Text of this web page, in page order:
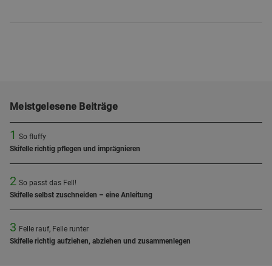
Meistgelesene Beiträge
1 So fluffy
Skifelle richtig pflegen und imprägnieren
2 So passt das Fell!
Skifelle selbst zuschneiden – eine Anleitung
3 Felle rauf, Felle runter
Skifelle richtig aufziehen, abziehen und zusammenlegen